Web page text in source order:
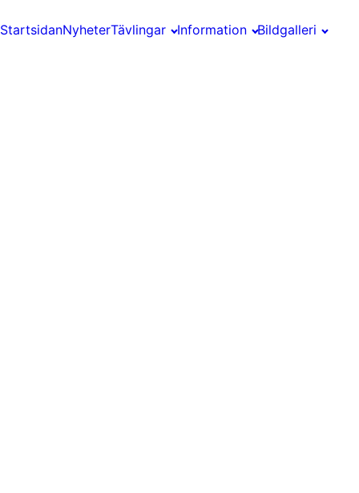
StartsidanNyheterTävlingar Information Bildgalleri